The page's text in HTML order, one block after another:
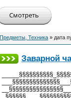
Предметы, Техника » дата
Заварной